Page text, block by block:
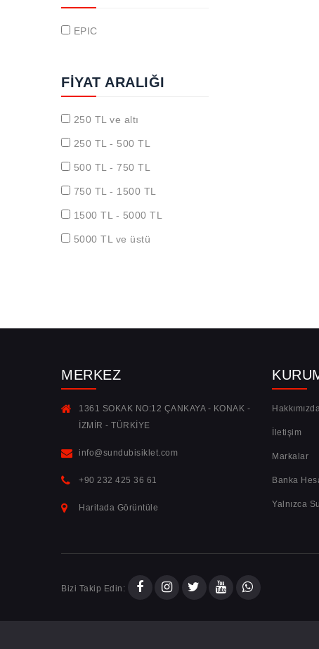
EPIC
FIYAT ARALIĞI
250 TL ve altı
250 TL - 500 TL
500 TL - 750 TL
750 TL - 1500 TL
1500 TL - 5000 TL
5000 TL ve üstü
MERKEZ
1361 SOKAK NO:12 ÇANKAYA - KONAK -
İZMİR - TÜRKİYE
info@sundubisiklet.com
+90 232 425 36 61
Haritada Görüntüle
İletişim
Markalar
Banka
Yalnızca
Bizi Takip Edin: